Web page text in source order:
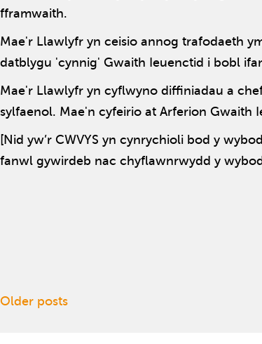
fframwaith.
Mae'r Llawlyfr yn ceisio annog trafodaeth
datblygu 'cynnig' Gwaith Ieuenctid i bobl
Mae'r Llawlyfr yn cyflwyno diffiniadau a
sylfaenol. Mae'n cyfeirio at Arferion Gwaith
[Nid yw’r CWVYS yn cynrychioli bod y
fanwl gywirdeb nac chyflawnrwydd y
Posts navigation
Older posts